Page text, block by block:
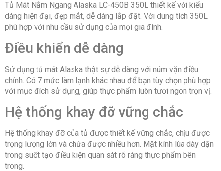
Điều chỉnh nhiệt độ Có
Kính lùa 2 kính lùa
Nhiệt độ 0 ~ 10ºC
Tủ Mát Nằm Ngang Alaska LC-450B 350L thiết kế với kiểu
dáng hiện đại, đẹp mắt, dễ dàng lắp đặt. Với dung tích 350L
phù hợp với nhu cầu sử dụng của mọi gia đình.
Điều khiển dễ dàng
Sử dụng tủ mát Alaska thật sự dễ dàng với núm vặn điều
chỉnh. Có 7 mức làm lạnh khác nhau để bạn tùy chọn phù hợp
với mục đích sử dụng, giúp thực phẩm luôn tươi ngon trọn vị.
Hệ thống khay đỡ vững chắc
Hệ thống khay đỡ của tủ được thiết kế vững chắc, chịu được
trọng lượng lớn và chứa được nhiều hơn. Mặt kính lùa dày dặn
trong suốt tạo điều kiện quan sát rõ ràng thực phẩm bên
trong.